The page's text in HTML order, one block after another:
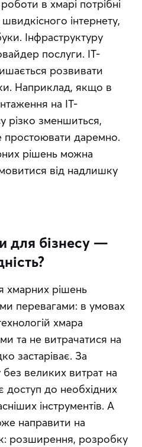
в хмарі потрібні
інтернету,
Інфраструктуру
послуги. IT-
розвивати
Наприклад, якщо в
на IT-
різко зменшиться,
простоювати даремно.
рішень можна
від надлишку
для бізнесу —
хмарних рішень
перевагами: ​​в умовах
хмара
та не витрачатися на
застаріває. За
великих витрат на
доступ до необхідних
інструментів. А
направити на
розширення, розробку